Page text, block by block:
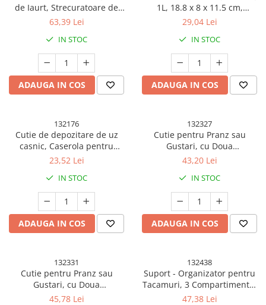
de Iaurt, Strecuratoare de
Iaurt Grecesc, Filtru de lapte,
20x1.6 cm, Alb
63,39 Lei
IN STOC
ADAUGA IN COS
1L, 18.8 x 8 x 11.5 cm,
Rezistenta Temperaturi
29,04 Lei
IN STOC
ADAUGA IN COS
132176
Cutie de depozitare de uz
casnic, Caserola pentru
Frigider, Rezistenta la
pentru Depozitare
Alimentara, 24.5 x 18.5 x
3.5cm, Alb Transparent
23,52 Lei
IN STOC
ADAUGA IN COS
132327
Cutie pentru Pranz sau
Gustari, cu Doua
Compartimente, pentru Copii
pentru Scoala si Birou, 1000
mL, 22.5x14.5x8 cm, Roz
43,20 Lei
IN STOC
ADAUGA IN COS
132331
Cutie pentru Pranz sau
Gustari, cu Doua
Compartimente, Model
45,78 Lei
132438
Suport - Organizator pentru
Tacamuri, 3 Compartimente,
Suport pentru Cosmetica,
47,38 Lei